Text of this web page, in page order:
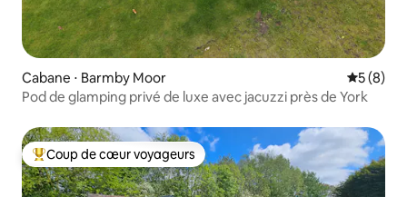
Cabane ⋅ Barmby Moor
5 (8)
Pod de glamping privé de luxe avec jacuzzi près de York
Coups de cœur voyageurs les plus appréciés
Coup de cœur voyageurs